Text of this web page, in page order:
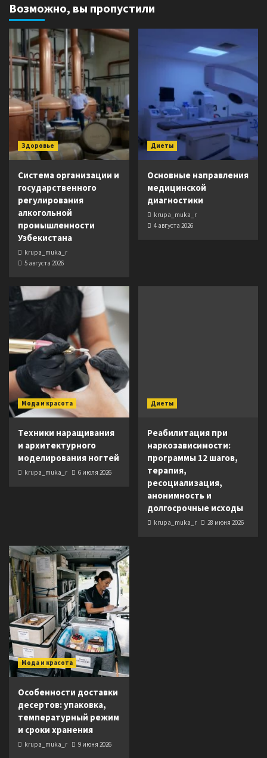
Возможно, вы пропустили
Здоровье
Система организации и
государственного
регулирования
алкогольной
промышленности
Узбекистана
krupa_muka_r
5 августа 2026
Диеты
Основные направления
медицинской
диагностики
krupa_muka_r
4 августа 2026
Мода и красота
Техники наращивания
и архитектурного
моделирования ногтей
krupa_muka_r 6 июля 2026
Диеты
Реабилитация при
наркозависимости:
программы 12 шагов,
терапия,
ресоциализация,
анонимность и
долгосрочные исходы
krupa_muka_r 28 июня 2026
Мода и красота
Особенности доставки
десертов: упаковка,
температурный режим
и сроки хранения
krupa_muka_r 9 июня 2026